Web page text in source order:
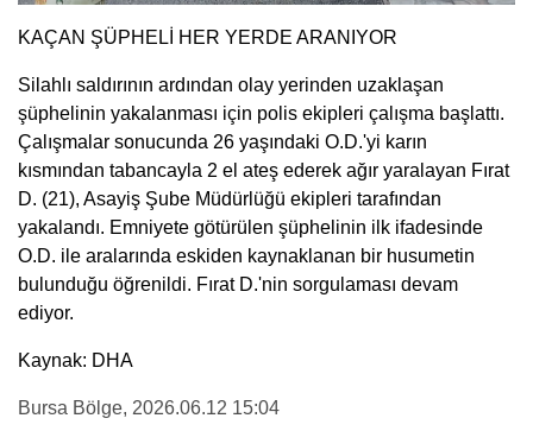
KAÇAN ŞÜPHELİ HER YERDE ARANIYOR
Silahlı saldırının ardından olay yerinden uzaklaşan
şüphelinin yakalanması için polis ekipleri çalışma başlattı.
Çalışmalar sonucunda 26 yaşındaki O.D.'yi karın
kısmından tabancayla 2 el ateş ederek ağır yaralayan Fırat
D. (21), Asayiş Şube Müdürlüğü ekipleri tarafından
yakalandı. Emniyete götürülen şüphelinin ilk ifadesinde
O.D. ile aralarında eskiden kaynaklanan bir husumetin
bulunduğu öğrenildi. Fırat D.'nin sorgulaması devam
ediyor.
Kaynak: DHA
Bursa Bölge, 2026.06.12 15:04